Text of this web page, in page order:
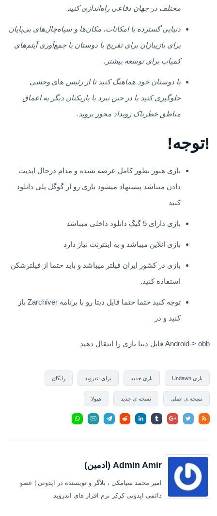
مختلف در جهان دفاعی راه‌اندازی کنید.
دنیایی گسترده با امکانات، مکان‌ها و سیاه‌چال‌های بی‌پایان
برای بازیبازان برای تفریح ​​با دوستان یا جمع‌آوری آیتم‌های
کمیاب برای توسعه بیشتر.
با دوستان خود هماهنگ کنید تا از رئیس های وحشی
جلوگیری کنید یا در حین نبرد با بازیکنان دیگر به اعماق
مناطق خطرناک رویداد محور بروید.
!توجه!
بازی هنوز بطور کامل عرضه نشده و مدام درحال اپدیت
دادن میباشد پیشنهاد میشود بازی رو از گوگل پلی دانلود
کنید
بازی دارای 5 گیگ دانلود داخلی میباشد
بازی انلاین میباشد و به اینترنت نیاز دارد
بازی در کشور ایران فیلتر میباشد و باید حتما از فیلترشکن
استفاده کنید.
توجه کنید حتما حتما فایل دیتا رو با برنامه Zarchiver باز
کنید و در
Android-> obb فایل دیتا بازی را انتقال دهید
بازی Undawn بازی جدید برای اندروید رایگان
نسخه ی اصلی نسخه ی جدید هیولا
Admin Amir (ادمین)
امیر محمد سیامکی ، بلاگر و نویسنده در اپدونی | عضو
دائمی اپدونی کرکر نرم افزار های اندروید